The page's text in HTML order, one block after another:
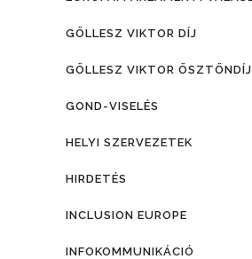
GÖLLESZ VIKTOR DÍJ
GÖLLESZ VIKTOR ÖSZTÖNDÍJ
GOND-VISELÉS
HELYI SZERVEZETEK
HIRDETÉS
INCLUSION EUROPE
INFOKOMMUNIKÁCIÓ